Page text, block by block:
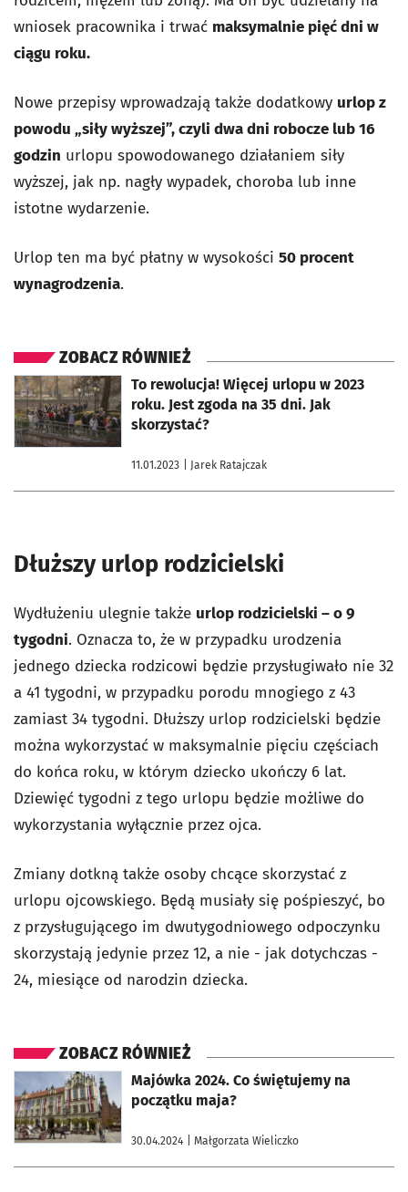
wniosek pracownika i trwać maksymalnie pięć dni w
ciągu roku.
Nowe przepisy wprowadzają także dodatkowy urlop z
powodu „siły wyższej”, czyli dwa dni robocze lub 16
godzin urlopu spowodowanego działaniem siły
wyższej, jak np. nagły wypadek, choroba lub inne
istotne wydarzenie.
Urlop ten ma być płatny w wysokości 50 procent
wynagrodzenia.
ZOBACZ RÓWNIEŻ
To rewolucja! Więcej urlopu w 2023
roku. Jest zgoda na 35 dni. Jak
skorzystać?
11.01.2023 | Jarek Ratajczak
otworzy się w nowej karcie
Dłuższy urlop rodzicielski
Wydłużeniu ulegnie także urlop rodzicielski – o 9
tygodni. Oznacza to, że w przypadku urodzenia
jednego dziecka rodzicowi będzie przysługiwało nie 32
a 41 tygodni, w przypadku porodu mnogiego z 43
zamiast 34 tygodni. Dłuższy urlop rodzicielski będzie
można wykorzystać w maksymalnie pięciu częściach
do końca roku, w którym dziecko ukończy 6 lat.
Dziewięć tygodni z tego urlopu będzie możliwe do
wykorzystania wyłącznie przez ojca.
Zmiany dotkną także osoby chcące skorzystać z
urlopu ojcowskiego. Będą musiały się pośpieszyć, bo
z przysługującego im dwutygodniowego odpoczynku
skorzystają jedynie przez 12, a nie - jak dotychczas -
24, miesiące od narodzin dziecka.
ZOBACZ RÓWNIEŻ
Majówka 2024. Co świętujemy na
początku maja?
30.04.2024 | Małgorzata Wieliczko
otworzy się w nowej karcie